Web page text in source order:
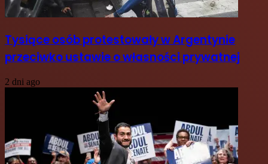
Tysiące osób protestowały w Argentynie
przeciwko ustawie o własności prywatnej
2 dni ago